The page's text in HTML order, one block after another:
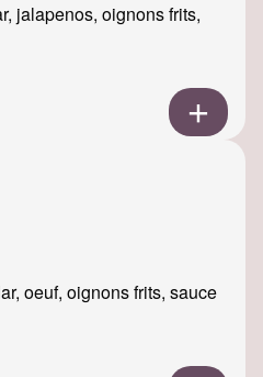
jalapenos, oignons frits,
oeuf, oignons frits, sauce